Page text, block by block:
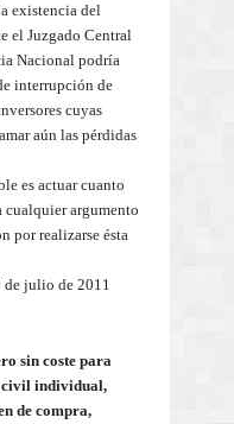
existencia del
el Juzgado Central
Nacional podría
interrupción de
cuyas
aún las pérdidas
es actuar cuanto
cualquier argumento
por realizarse ésta
de julio de 2011
sin coste para
civil individual,
de compra,